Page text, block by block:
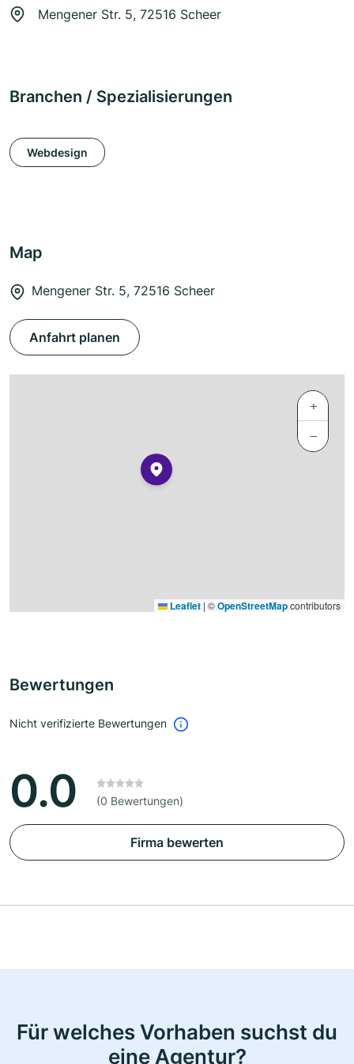
Mengener Str. 5, 72516 Scheer
Branchen / Spezialisierungen
Webdesign
Map
Mengener Str. 5, 72516 Scheer
Anfahrt planen
+
−
Leaflet | ©OpenStreetMapcontributors
Bewertungen
Nicht verifizierte Bewertungen
0.0 (0 Bewertungen)
Firma bewerten
Für welches Vorhaben suchst du
eine Agentur?